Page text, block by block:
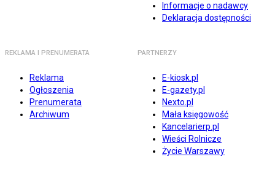
Informacje o nadawcy
Deklaracja dostępności
REKLAMA I PRENUMERATA
Reklama
Ogłoszenia
Prenumerata
Archiwum
PARTNERZY
E-kiosk.pl
E-gazety.pl
Nexto.pl
Mała księgowość
Kancelarierp.pl
Wieści Rolnicze
Życie Warszawy